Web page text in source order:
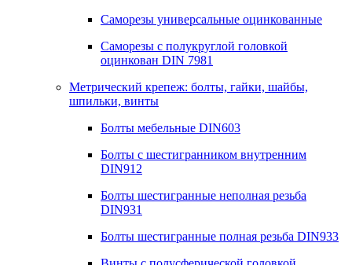
Саморезы универсальные оцинкованные
Саморезы с полукруглой головкой
оцинкован DIN 7981
Метрический крепеж: болты, гайки, шайбы,
шпильки, винты
Болты мебельные DIN603
Болты с шестигранником внутренним
DIN912
Болты шестигранные неполная резьба
DIN931
Болты шестигранные полная резьба DIN933